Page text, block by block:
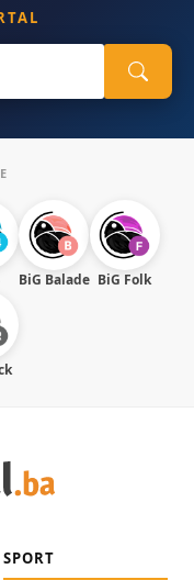
BiG Balade BiG Folk
SPORT